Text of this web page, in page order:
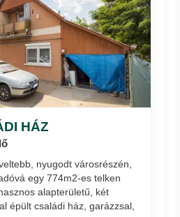
HÁZ
nyugodt városrészén,
egy 774m2-es telken
alapterületű, két
épült családi ház, garázzsal,